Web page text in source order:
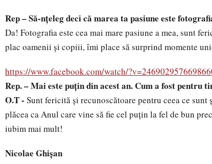
Rep – Să-nţeleg deci că marea ta pasiune este
Da! Fotografia este cea mai mare pasiune a mea, sunt
plac oamenii şi copiii, îmi place să surprind momente
https://www.facebook.com/watch/
Rep. – Mai este puţin din acest an. Cum a fost pentru
O.T - Sunt fericită şi recunoscătoare pentru ceea ce
plăcea ca Anul care vine să fie cel puţin la fel de bun
iubim mai mult!
Nicolae Ghişan